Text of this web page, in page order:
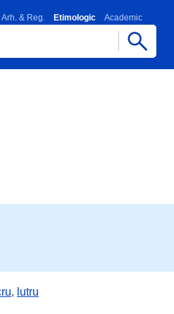
Arh. & Reg. Etimologic Academic
, lutru